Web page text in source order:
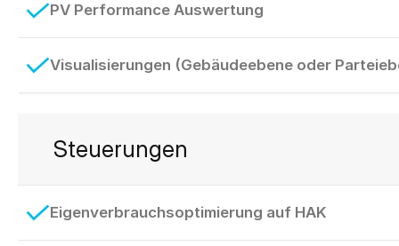
PV Performance Auswertung
Visualisierungen (Gebäudeebene oder
Steuerungen
Eigenverbrauchsoptimierung auf HAK